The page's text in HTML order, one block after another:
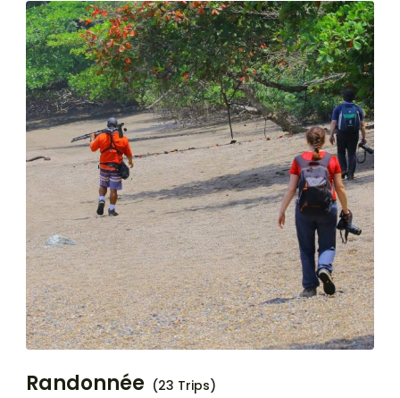
Randonnée (23 Trips)